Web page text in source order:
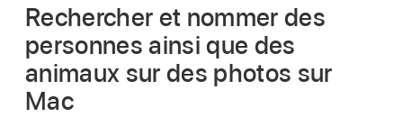
Rechercher et nommer des
personnes ainsi que des
animaux sur des photos sur
Mac